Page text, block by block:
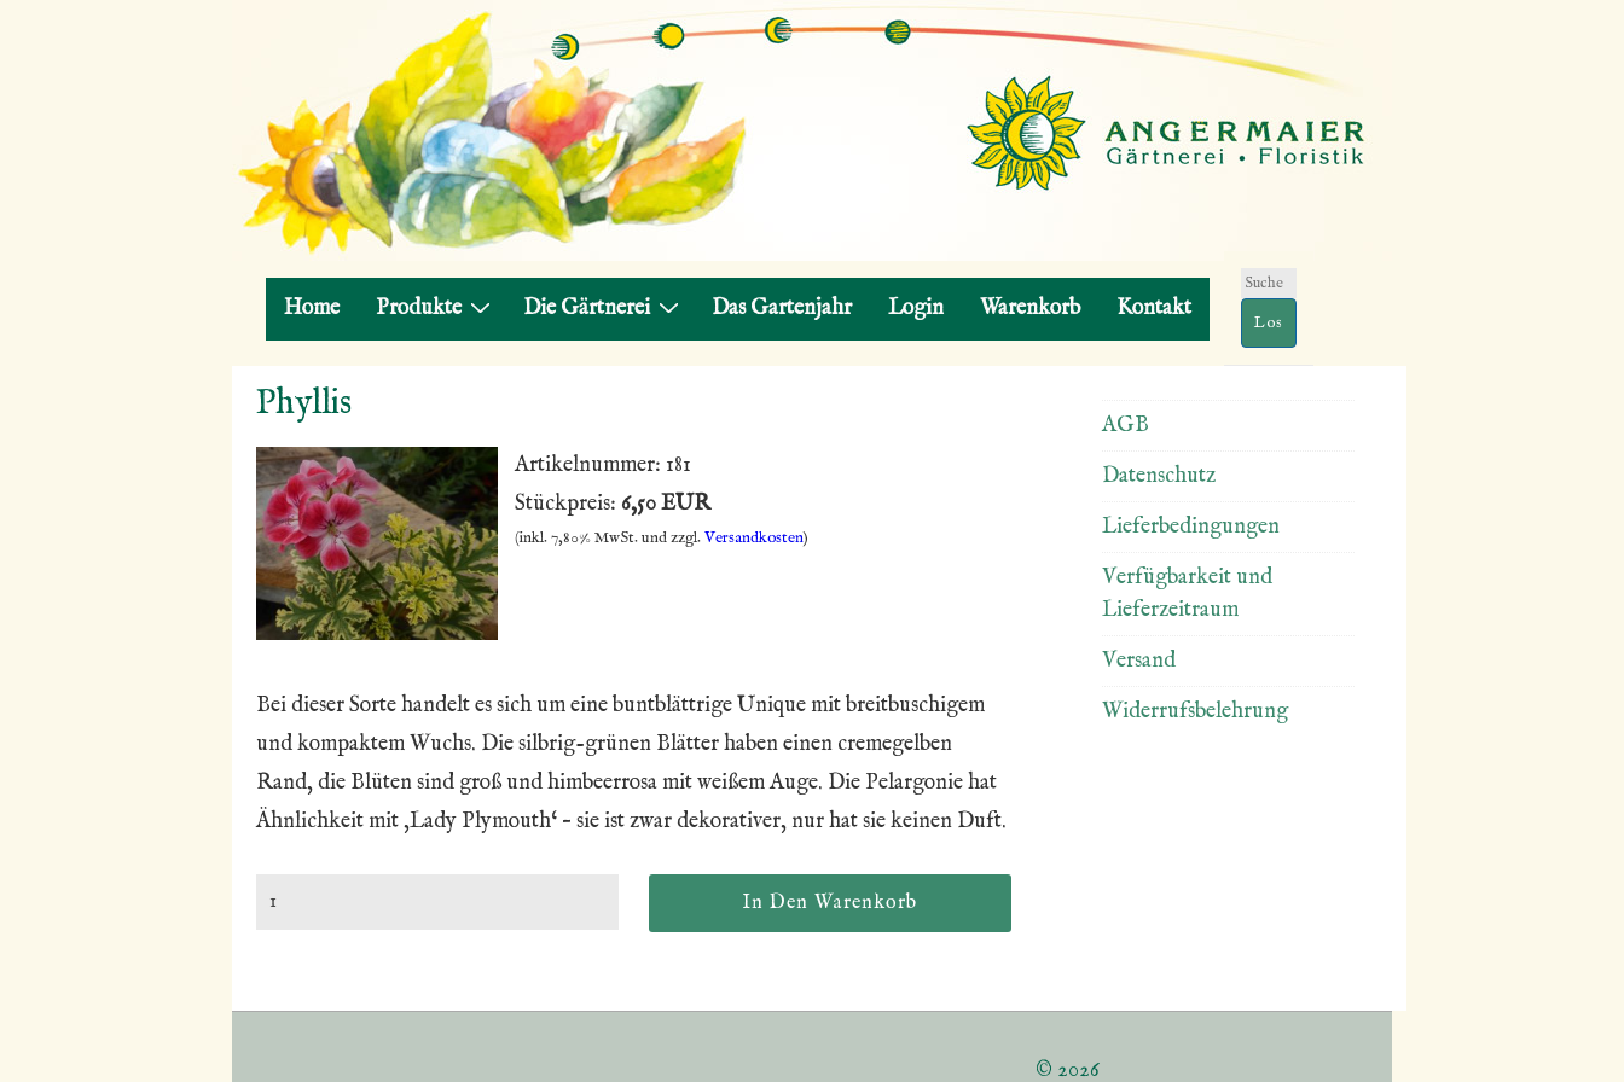
Hauptnavigation
Home Produkte Die Gärtnerei Das Gartenjahr Login Warenkorb Kontakt
Suchen
nach:
Phyllis
Artikelnummer: 181
Stückpreis: 6,50 EUR
(inkl. 7,80% MwSt. und zzgl.Versandkosten)
Bei dieser Sorte handelt es sich um eine buntblättrige Unique mit breitbuschigem
und kompaktem Wuchs. Die silbrig-grünen Blätter haben einen cremegelben
Rand, die Blüten sind groß und himbeerrosa mit weißem Auge. Die Pelargonie hat
Ähnlichkeit mit ‚Lady Plymouth‘ – sie ist zwar dekorativer, nur hat sie keinen Duft.
AGB
Datenschutz
Lieferbedingungen
Verfügbarkeit und
Lieferzeitraum
Versand
Widerrufsbelehrung
© 2026